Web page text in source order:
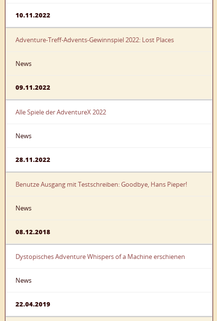
10.11.2022
Adventure-Treff-Advents-Gewinnspiel 2022: Lost Places
News
09.11.2022
Alle Spiele der AdventureX 2022
News
28.11.2022
Benutze Ausgang mit Testschreiben: Goodbye, Hans Pieper!
News
08.12.2018
Dystopisches Adventure Whispers of a Machine erschienen
News
22.04.2019